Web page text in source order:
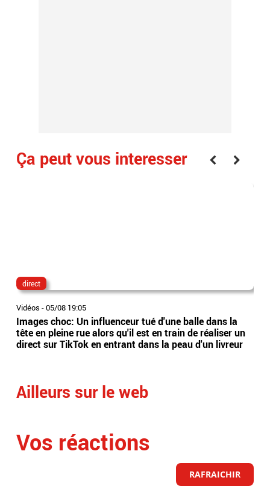
Ça peut vous interesser
direct
Vidéos -05/08 19:05
Images choc: Un influenceur tué d'une balle dans la
tête en pleine rue alors qu'il est en train de réaliser un
direct sur TikTok en entrant dans la peau d'un livreur
Ailleurs sur le web
Vos réactions
RAFRAICHIR